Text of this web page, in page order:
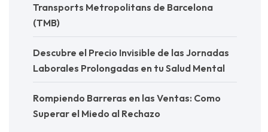
Transports Metropolitans de Barcelona
(TMB)
Descubre el Precio Invisible de las Jornadas
Laborales Prolongadas en tu Salud Mental
Rompiendo Barreras en las Ventas: Como
Superar el Miedo al Rechazo